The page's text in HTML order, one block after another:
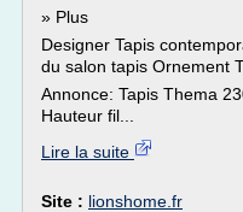
» Plus
Designer Tapis
du salon tapis Ornement
Annonce: Tapis Thema
Hauteur fil...
Lire la suite
Site : lionshome.fr